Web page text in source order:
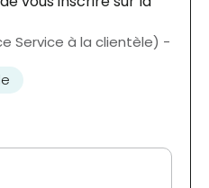
Service à la clientèle) -